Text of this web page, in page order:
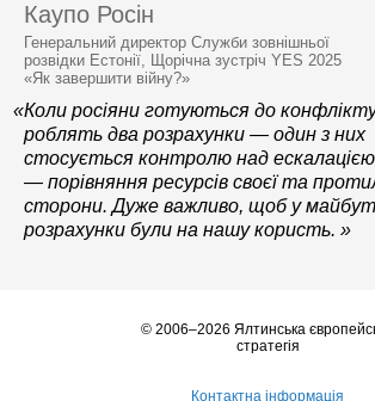
Каупо Росін
Генеральний директор Служби зовнішньої
розвідки Естонії, Щорічна зустріч YES 2025
«Як завершити війну?»
«Коли росіяни готуються до
роблять два розрахунки — один з них
стосується контролю над
— порівняння ресурсів своєї та
сторони. Дуже важливо, щоб у
розрахунки були на нашу користь. »
© 2006–2026 Ялтинська
стратегія
Контактна інформація